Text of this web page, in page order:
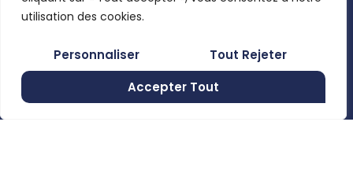
utilisation des cookies.
Personnaliser
Tout Rejeter
Accepter Tout
Clemens, …
Moncheret
Gerpinnes,
confidentialité
Conditions
générales de
vous
stockage et